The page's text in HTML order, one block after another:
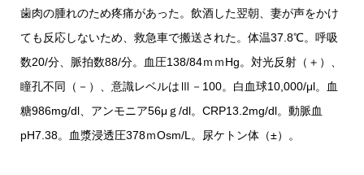
歯肉の腫れのため疼痛があった。飲酒した翌朝、妻が声をかけ
ても反応しないため、救急車で搬送された。体温37.8℃。呼吸
数20/分、脈拍数88/分。血圧138/84ｍｍHg。対光反射（＋）、
瞳孔不同（－）、意識レベルはⅢ－100。白血球10,000/μl。血
糖986mg/dl、アンモニア56μｇ/dl。CRP13.2mg/dl。動脈血
pH7.38。血漿浸透圧378ｍOsm/L。尿ケトン体（±）。